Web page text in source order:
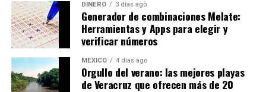
DINERO 3 días ago
Generador de combinaciones Melate:
Herramientas y Apps para elegir y
verificar números
MÉXICO 4 días ago
Orgullo del verano: las mejores playas
de Veracruz que ofrecen más de 20